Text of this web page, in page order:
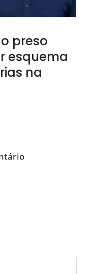
preso
esquema
na